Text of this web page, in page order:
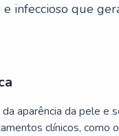
infeccioso que
aparência da pele e
clínicos, como